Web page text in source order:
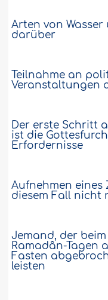
Arten von
darüber
Teilnahme an
Veranstaltungen
Der erste Schritt
ist die
Erfordernisse
Aufnehmen eines
diesem Fall nicht
Jemand, der
Ramadân-Tagen
Fasten
leisten